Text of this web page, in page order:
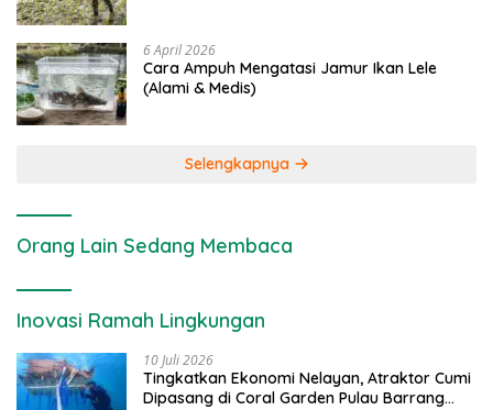
6 April 2026
Cara Ampuh Mengatasi Jamur Ikan Lele
(Alami & Medis)
Selengkapnya
Orang Lain Sedang Membaca
Inovasi Ramah Lingkungan
10 Juli 2026
Tingkatkan Ekonomi Nelayan, Atraktor Cumi
Dipasang di Coral Garden Pulau Barrang